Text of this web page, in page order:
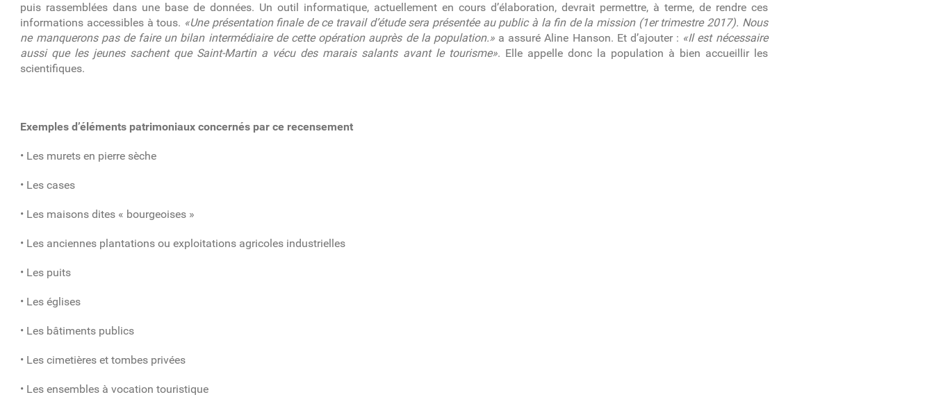
puis rassemblées dans une base de données. Un outil informatique, actuellement en cours d’élaboration, devrait permettre, à terme, de rendre ces
informations accessibles à tous. «Une présentation finale de ce travail d’étude sera présentée au public à la fin de la mission (1er trimestre 2017). Nous
ne manquerons pas de faire un bilan intermédiaire de cette opération auprès de la population.»a assuré Aline Hanson. Et d’ajouter : «Il est nécessaire
aussi que les jeunes sachent que Saint-Martin a vécu des marais salants avant le tourisme». Elle appelle donc la population à bien accueillir les
scientifiques.
Exemples d’éléments patrimoniaux concernés par ce recensement
• Les murets en pierre sèche
• Les cases
• Les maisons dites « bourgeoises »
• Les anciennes plantations ou exploitations agricoles industrielles
• Les puits
• Les églises
• Les bâtiments publics
• Les cimetières et tombes privées
• Les ensembles à vocation touristique